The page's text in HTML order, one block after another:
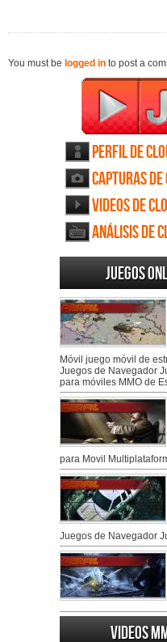
You must be logged in to post a
Perfil de
Capturas
Videos de
Análisis de
Juegos
Móvil juego móvil de
Juegos de Navegador
para móviles MMO de
para Movil
Juegos de Navegador
Videos